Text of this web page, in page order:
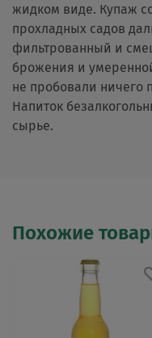
жидком виде. Купаж
прохладных садов
фильтрованный и
брожения и
не пробовали ничего
Напиток
сырье.
Похожие